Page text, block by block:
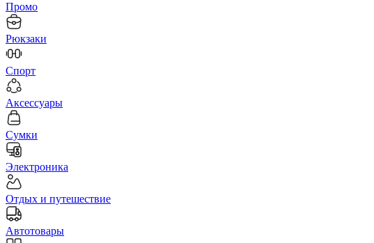
Промо
Рюкзаки
Спорт
Аксессуары
Сумки
Электроника
Отдых и путешествие
Автотовары